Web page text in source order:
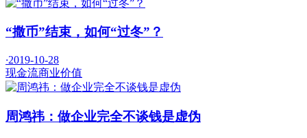
“撒币”结束，如何“过冬”？
·2019-10-28
现金流商业价值
周鸿祎：做企业完全不谈钱是虚伪